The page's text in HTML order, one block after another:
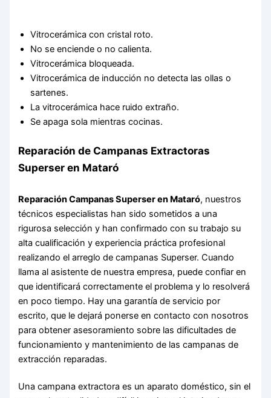
Vitrocerámica con cristal roto.
No se enciende o no calienta.
Vitrocerámica bloqueada.
Vitrocerámica de inducción no detecta las ollas o
sartenes.
La vitrocerámica hace ruido extraño.
Se apaga sola mientras cocinas.
Reparación de Campanas Extractoras
Superser en Mataró
Reparación Campanas Superser en Mataró, nuestros
técnicos especialistas han sido sometidos a una
rigurosa selección y han confirmado con su trabajo su
alta cualificación y experiencia práctica profesional
realizando el arreglo de campanas Superser. Cuando
llama al asistente de nuestra empresa, puede confiar en
que identificará correctamente el problema y lo resolverá
en poco tiempo. Hay una garantía de servicio por
escrito, que le dejará ponerse en contacto con nosotros
para obtener asesoramiento sobre las dificultades de
funcionamiento y mantenimiento de las campanas de
extracción reparadas.
Una campana extractora es un aparato doméstico, sin el